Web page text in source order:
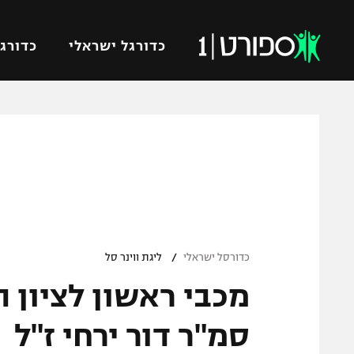
כדורגל ישראלי
ברחבה
"מעל הליגה" – פודקאסט
"מחצית בשכונה" – פודקאסט
מכבי
בית"ר
כדורסל ישראלי / ליגת ווינר סל
מכבי ראשון
סמ"ר דור ירחי ז"ל